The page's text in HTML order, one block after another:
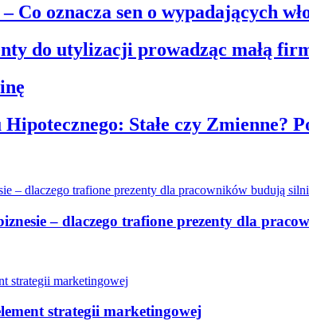
Co oznacza sen o wypadających
do utylizacji prowadząc małą
Stałe czy Zmienne?
– dlaczego trafione prezenty dla
strategii marketingowej